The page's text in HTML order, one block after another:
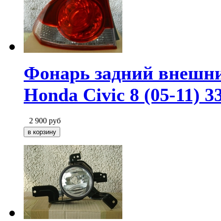
Фонарь задний
Honda Civic 8 (05-11)
2 900 руб